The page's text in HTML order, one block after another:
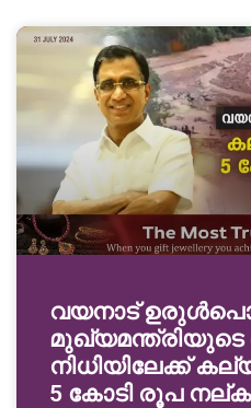
വയനാട്
നിധിയിലേക്ക്
5 കോടി രൂപ